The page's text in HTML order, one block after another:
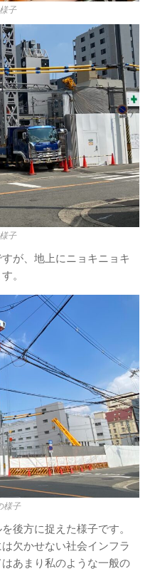
子
子
が、地上にニョキニョキ
。
様子
後方に捉えた様子です。
欠かせない社会インフラ
あまり私のような一般の